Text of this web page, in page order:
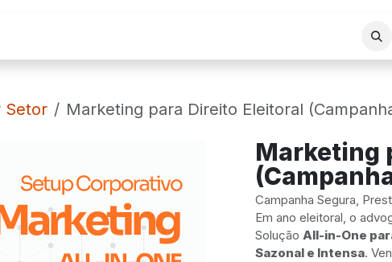
LOJA VIRTUAL
Setor Marketing para Direito Eleitoral
Marketing
Campanha Segura,
Em ano eleitoral, o
Solução All-in-One
Sazonal e Intensa.